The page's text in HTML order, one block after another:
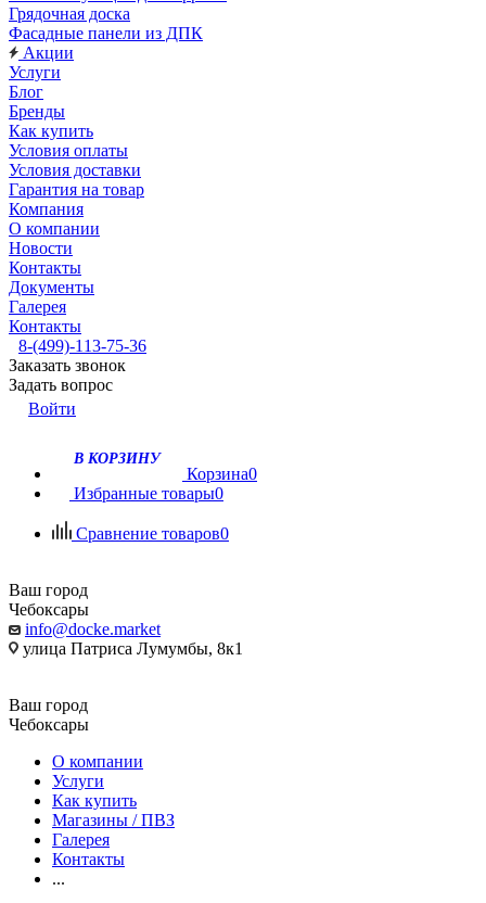
Грядочная доска
Фасадные панели из ДПК
Акции
Услуги
Блог
Бренды
Как купить
Условия оплаты
Условия доставки
Гарантия на товар
Компания
О компании
Новости
Контакты
Документы
Галерея
Контакты
8-(499)-113-75-36
Заказать звонок
Задать вопрос
Войти
В КОРЗИНУ
Корзина0
Избранные товары0
Сравнение товаров0
Ваш город
Чебоксары
info@docke.market
улица Патриса Лумумбы, 8к1
Ваш город
Чебоксары
О компании
Услуги
Как купить
Магазины / ПВЗ
Галерея
Контакты
...